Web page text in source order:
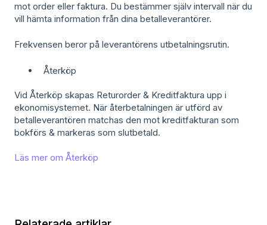
mot order eller faktura. Du bestämmer själv intervall när du
vill hämta information från dina betalleverantörer.
Frekvensen beror på leverantörens utbetalningsrutin.
Återköp
Vid Återköp skapas Returorder & Kreditfaktura upp i
ekonomisystemet. När återbetalningen är utförd av
betalleverantören matchas den mot kreditfakturan som
bokförs & markeras som slutbetald.
Läs mer om Återköp